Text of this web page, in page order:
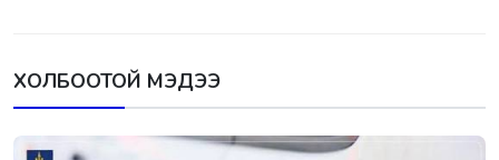
ХОЛБООТОЙ МЭДЭЭ